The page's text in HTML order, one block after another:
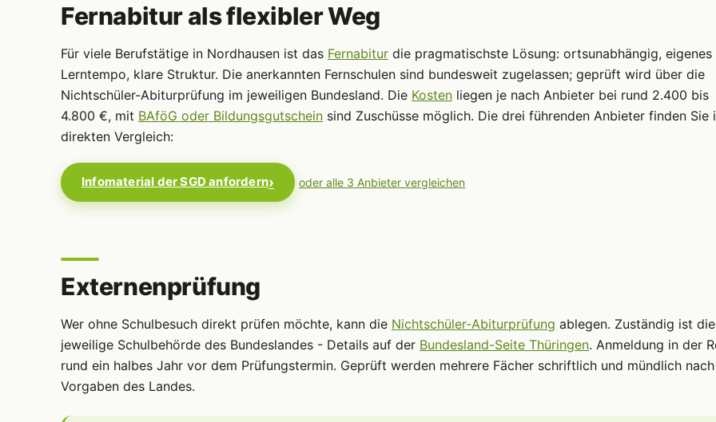
Fernabitur als flexibler Weg
Für viele Berufstätige in Nordhausen ist das Fernabitur die pragmatischste Lösung: ortsunabhängig, eigenes
Lerntempo, klare Struktur. Die anerkannten Fernschulen sind bundesweit zugelassen; geprüft wird über die
Nichtschüler-Abiturprüfung im jeweiligen Bundesland. Die Kosten liegen je nach Anbieter bei rund 2.400 bis
4.800 €, mit BAföG oder Bildungsgutschein sind Zuschüsse möglich. Die drei führenden Anbieter finden Sie
direkten Vergleich:
Infomaterial der SGD anfordern oder alle 3 Anbieter vergleichen
Externenprüfung
Wer ohne Schulbesuch direkt prüfen möchte, kann die Nichtschüler-Abiturprüfung ablegen. Zuständig ist die
jeweilige Schulbehörde des Bundeslandes - Details auf der Bundesland-Seite Thüringen. Anmeldung in der
rund ein halbes Jahr vor dem Prüfungstermin. Geprüft werden mehrere Fächer schriftlich und mündlich
Vorgaben des Landes.